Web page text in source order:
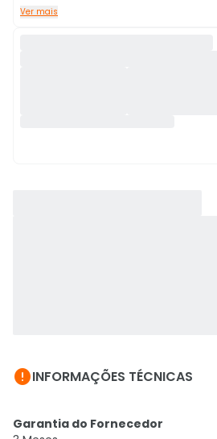
Ver mais
INFORMAÇÕES TÉCNICAS
Garantia do Fornecedor